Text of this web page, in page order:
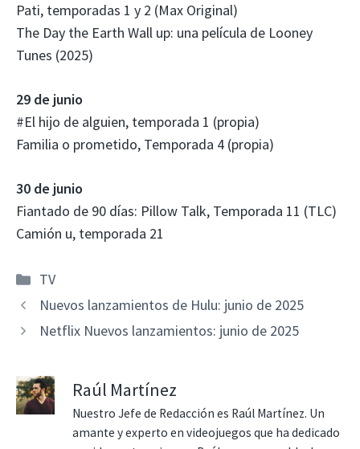
Pati, temporadas 1 y 2 (Max Original)
The Day the Earth Wall up: una película de Looney
Tunes (2025)
29 de junio
#El hijo de alguien, temporada 1 (propia)
Familia o prometido, Temporada 4 (propia)
30 de junio
Fiantado de 90 días: Pillow Talk, Temporada 11 (TLC)
Camión u, temporada 21
Categorías
TV
Nuevos lanzamientos de Hulu: junio de 2025
Netflix Nuevos lanzamientos: junio de 2025
Raúl Martínez
Nuestro Jefe de Redacción es Raúl Martínez. Un
amante y experto en videojuegos que ha dedicado